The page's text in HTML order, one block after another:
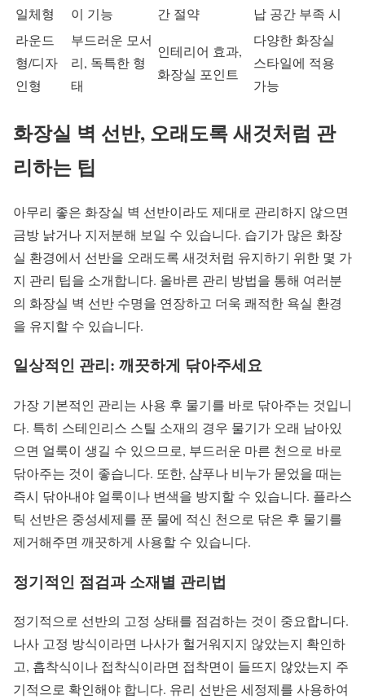
일체형
이 기능
간 절약
납 공간 부족 시
라운드
형/디자
인형
부드러운 모서
리, 독특한 형
태
인테리어 효과,
화장실 포인트
다양한 화장실
스타일에 적용
가능
화장실 벽 선반, 오래도록 새것처럼 관
리하는 팁
아무리 좋은 화장실 벽 선반이라도 제대로 관리하지 않으면
금방 낡거나 지저분해 보일 수 있습니다. 습기가 많은 화장
실 환경에서 선반을 오래도록 새것처럼 유지하기 위한 몇 가
지 관리 팁을 소개합니다. 올바른 관리 방법을 통해 여러분
의 화장실 벽 선반 수명을 연장하고 더욱 쾌적한 욕실 환경
을 유지할 수 있습니다.
일상적인 관리: 깨끗하게 닦아주세요
가장 기본적인 관리는 사용 후 물기를 바로 닦아주는 것입니
다. 특히 스테인리스 스틸 소재의 경우 물기가 오래 남아있
으면 얼룩이 생길 수 있으므로, 부드러운 마른 천으로 바로
닦아주는 것이 좋습니다. 또한, 샴푸나 비누가 묻었을 때는
즉시 닦아내야 얼룩이나 변색을 방지할 수 있습니다. 플라스
틱 선반은 중성세제를 푼 물에 적신 천으로 닦은 후 물기를
제거해주면 깨끗하게 사용할 수 있습니다.
정기적인 점검과 소재별 관리법
정기적으로 선반의 고정 상태를 점검하는 것이 중요합니다.
나사 고정 방식이라면 나사가 헐거워지지 않았는지 확인하
고, 흡착식이나 접착식이라면 접착면이 들뜨지 않았는지 주
기적으로 확인해야 합니다. 유리 선반은 세정제를 사용하여